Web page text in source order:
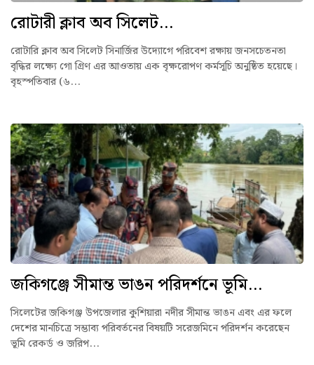
রোটারী ক্লাব অব সিলেট...
রোটারি ক্লাব অব সিলেট সিনার্জির উদ্যোগে পরিবেশ রক্ষায় জনসচেতনতা
বৃদ্ধির লক্ষ্যে গো গ্রিণ এর আওতায় এক বৃক্ষরোপণ কর্মসূচি অনুষ্ঠিত হয়েছে।
বৃহস্পতিবার (৬...
জকিগঞ্জে সীমান্ত ভাঙন পরিদর্শনে ভূমি...
সিলেটের জকিগঞ্জ উপজেলার কুশিয়ারা নদীর সীমান্ত ভাঙন এবং এর ফলে
দেশের মানচিত্রে সম্ভাব্য পরিবর্তনের বিষয়টি সরেজমিনে পরিদর্শন করেছেন
ভূমি রেকর্ড ও জরিপ...